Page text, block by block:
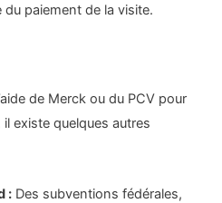
paiement de la visite.
de Merck ou du PCV pour
existe quelques autres
: Des subventions fédérales,